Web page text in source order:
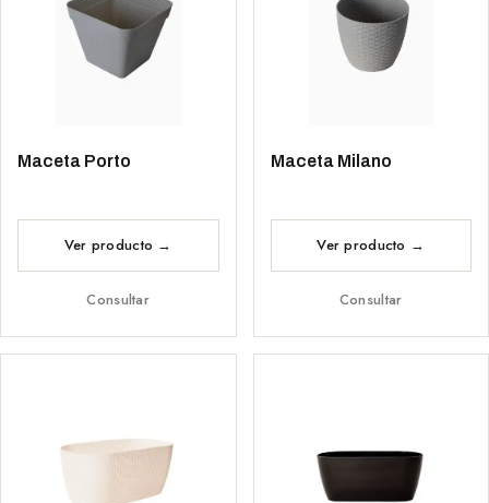
Maceta Porto
Consultar
Maceta Milano
Consultar